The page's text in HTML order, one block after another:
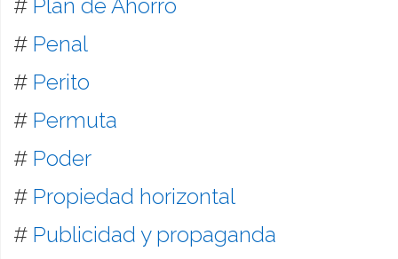
# Plan de Ahorro
# Penal
# Perito
# Permuta
# Poder
# Propiedad horizontal
# Publicidad y propaganda